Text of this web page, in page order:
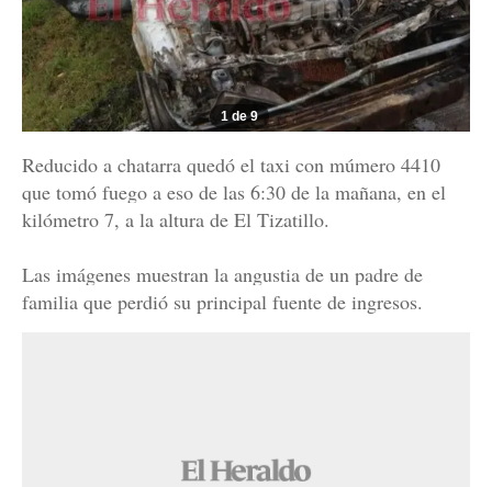
1 de 9
Reducido a chatarra quedó el taxi con múmero 4410
que tomó fuego a eso de las 6:30 de la mañana, en el
kilómetro 7, a la altura de El Tizatillo.
Las imágenes muestran la angustia de un padre de
familia que perdió su principal fuente de ingresos.